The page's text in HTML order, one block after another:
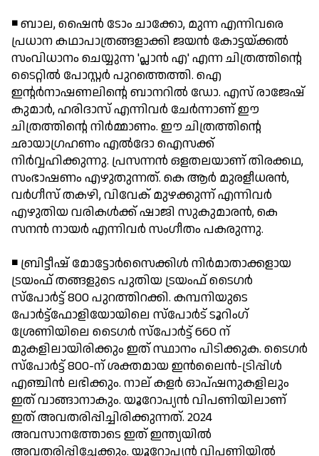
◾ ബാല, ഷൈന്‍ ടോം ചാക്കോ, മുന്ന എന്നിവരെ
പ്രധാന കഥാപാത്രങ്ങളാക്കി ജയന്‍ കോട്ടയ്ക്കല്‍
സംവിധാനം ചെയ്യുന്ന 'പ്ലാന്‍ എ' എന്ന ചിത്രത്തിന്റെ
ടൈറ്റില്‍ പോസ്റ്റര്‍ പുറത്തെത്തി. ഐ
ഇന്റര്‍നാഷണലിന്റെ ബാനറില്‍ ഡോ. എസ് രാജേഷ്
കുമാര്‍, ഹരിദാസ് എന്നിവര്‍ ചേര്‍ന്നാണ് ഈ
ചിത്രത്തിന്റെ നിര്‍മ്മാണം. ഈ ചിത്രത്തിന്റെ
ഛായാഗ്രഹണം എല്‍ദോ ഐസക്ക്
നിര്‍വ്വഹിക്കുന്നു. പ്രസന്നന്‍ ഒളതലയാണ് തിരക്കഥ,
സംഭാഷണം എഴുതുന്നത്. കെ ആര്‍ മുരളീധരന്‍,
വര്‍ഗീസ് തകഴി, വിവേക് മുഴക്കുന്ന് എന്നിവര്‍
എഴുതിയ വരികള്‍ക്ക് ഷാജി സുകുമാരന്‍, കെ
സനന്‍ നായര്‍ എന്നിവര്‍ സംഗീതം പകരുന്നു.
◾ ബ്രിട്ടീഷ് മോട്ടോര്‍സൈക്കിള്‍ നിര്‍മാതാക്കളായ
ട്രയംഫ് തങ്ങളുടെ പുതിയ ട്രയംഫ് ടൈഗര്‍
സ്‌പോര്‍ട്ട് 800 പുറത്തിറക്കി. കമ്പനിയുടെ
പോര്‍ട്ട്‌ഫോളിയോയിലെ സ്‌പോര്‍ട് ടൂറിംഗ്
ശ്രേണിയിലെ ടൈഗര്‍ സ്‌പോര്‍ട്ട് 660 ന്
മുകളിലായിരിക്കും ഇത് സ്ഥാനം പിടിക്കുക. ടൈഗര്‍
സ്‌പോര്‍ട്ട് 800-ന് ശക്തമായ ഇന്‍ലൈന്‍-ട്രിപ്പിള്‍
എഞ്ചിന്‍ ലഭിക്കും. നാല് കളര്‍ ഓപ്ഷനുകളിലും
ഇത് വാങ്ങാനാകും. യൂറോപ്യന്‍ വിപണിയിലാണ്
ഇത് അവതരിപ്പിച്ചിരിക്കുന്നത്. 2024
അവസാനത്തോടെ ഇത് ഇന്ത്യയില്‍
അവതരിപ്പിച്ചേക്കും. യൂറോപ്യന്‍ വിപണിയില്‍